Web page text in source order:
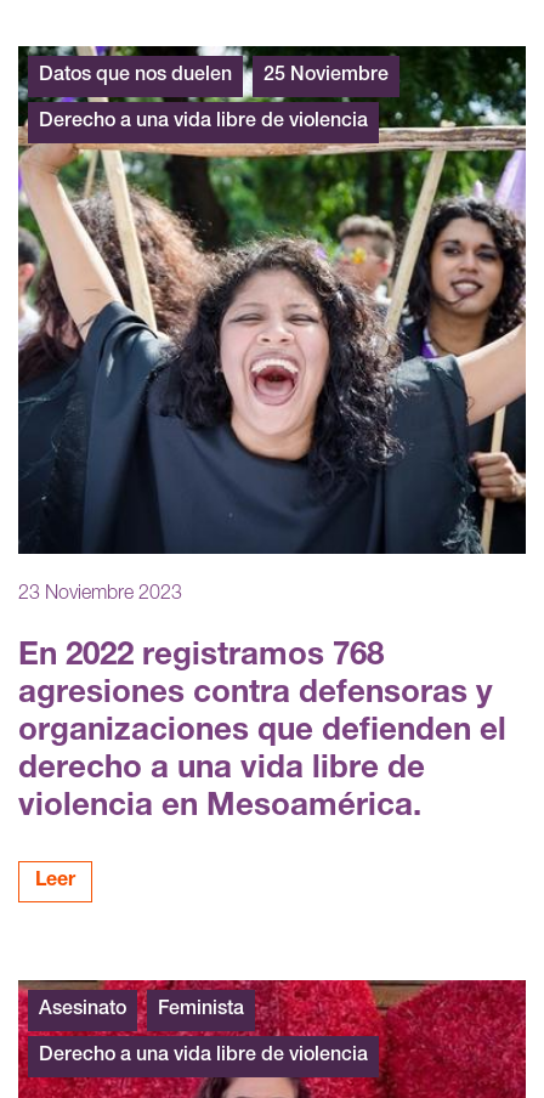
23 Noviembre 2023
En 2022 registramos 768
agresiones contra defensoras y
organizaciones que defienden el
derecho a una vida libre de
violencia en Mesoamérica.
Leer
Datos que nos duelen 25 Noviembre
Derecho a una vida libre de violencia
Asesinato Feminista
Derecho a una vida libre de violencia